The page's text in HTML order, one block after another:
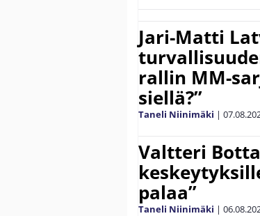
Jari-Matti
rallin MM-
siellä?”
Taneli Niinimäki |
Valtteri
palaa”
Taneli Niinimäki |